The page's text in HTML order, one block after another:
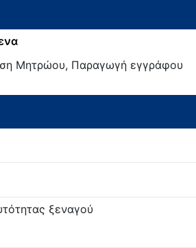
Μητρώου, Παραγωγή εγγράφου
ξεναγού